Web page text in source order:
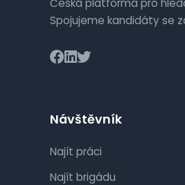
Česká platforma pro
Spojujeme kandidáty se
Návštěvník
Najít práci
Najít brigádu